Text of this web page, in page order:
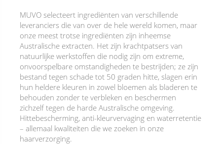
MUVO selecteert ingrediënten van verschillende
leveranciers die van over de hele wereld komen, maar
onze meest trotse ingrediënten zijn inheemse
Australische extracten. Het zijn krachtpatsers van
natuurlijke werkstoffen die nodig zijn om extreme,
onvoorspelbare omstandigheden te bestrijden; ze zijn
bestand tegen schade tot 50 graden hitte, slagen erin
hun heldere kleuren in zowel bloemen als bladeren te
behouden zonder te verbleken en beschermen
zichzelf tegen de harde Australische omgeving.
Hittebescherming, anti-kleurvervaging en waterretentie
– allemaal kwaliteiten die we zoeken in onze
haarverzorging.